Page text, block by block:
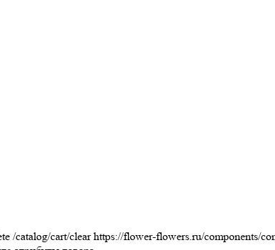
/catalog/cart/clear https://flower-flowers.ru/components/